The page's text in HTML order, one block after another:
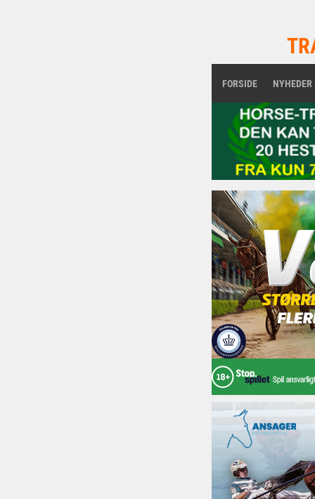
FORSIDE NYHEDER